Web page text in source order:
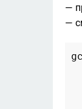
—
—